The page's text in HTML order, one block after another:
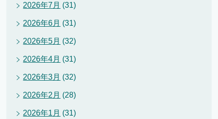
2026年7月 (31)
2026年6月 (31)
2026年5月 (32)
2026年4月 (31)
2026年3月 (32)
2026年2月 (28)
2026年1月 (31)